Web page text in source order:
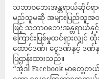
သဘာဝဘေးအန္တရာယ်ဆိုင်ရာ
မည်သူမဆို အများပြည်သူအ
ဖြင့် သဘာဝဘေးအန္တရာယ်
ကြောင်းပြစ်မှုထင်ရှားလ
ထောင်ဒဏ်၊ ငွေဒဏ်နှင့် ဒဏ်နှ
ပြဌာန်းထားသည်။
“အဲ့ဒါ Facebook မှာတွေ့